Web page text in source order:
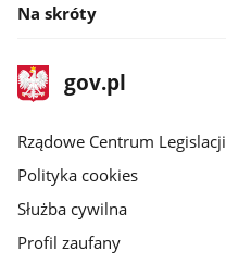
Na skróty
stopka
gov.plStrona
gov.pl
Rządowe Centrum Legislacji
Polityka cookies
Służba cywilna
Profil zaufany